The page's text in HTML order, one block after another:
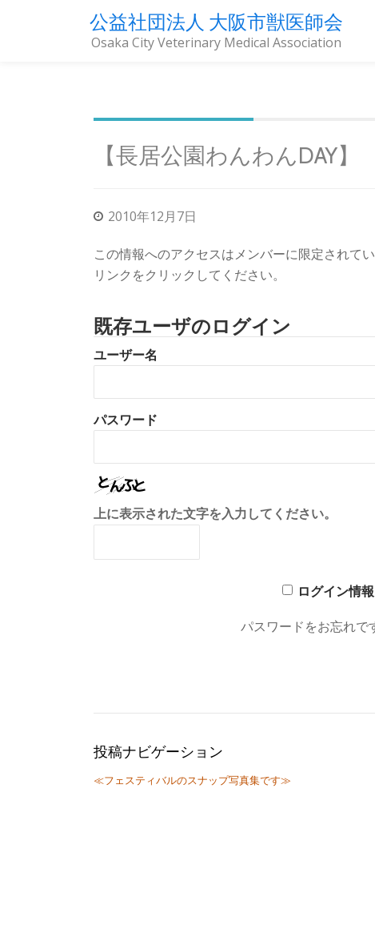
公益社団法人 大阪市獣医師会
Osaka City Veterinary Medical Association
【長居公園わんわんDAY】
2010年12月7日
この情報へのアクセスはメンバーに限定されて
リンクをクリックしてください。
既存ユーザのログイン
ユーザー名
パスワード
上に表示された文字を入力してください。
ログイン情
パスワードをお忘れで
投稿ナビゲーション
≪フェスティバルのスナップ写真集です≫